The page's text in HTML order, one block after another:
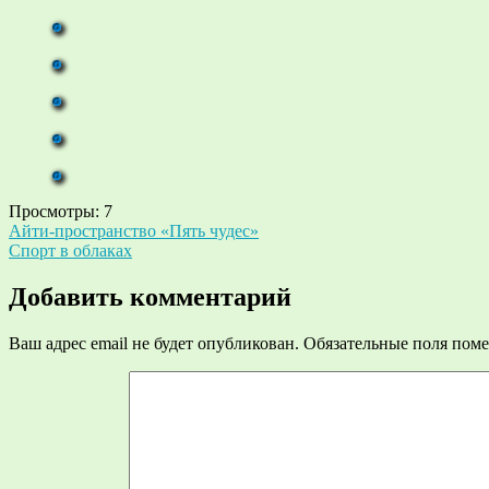
Просмотры: 7
Навигация
по
записям
Айти-пространство «Пять чудес»
Спорт в облаках
Добавить комментарий
Ваш адрес email не будет опубликован. Обязательные поля